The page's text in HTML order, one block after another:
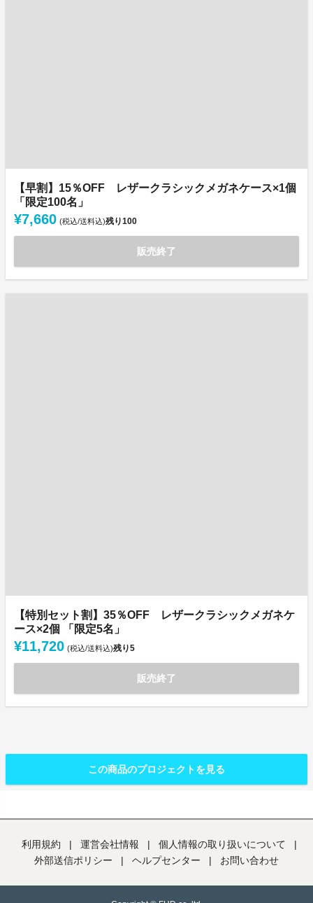
【早割】15％OFF レザークラシックメガネケース×1個
「限定100名」
¥7,660 (税込/送料込)残り100
販売終了
【特別セット割】35％OFF レザークラシックメガネケ
ース×2個 「限定5名」
¥11,720 (税込/送料込)残り5
販売終了
この商品のプロジェクトを見る
利用規約 | 運営会社情報 | 個人情報の取り扱いについて
|
外部送信ポリシー
| ヘルプセンター | お問い合わせ